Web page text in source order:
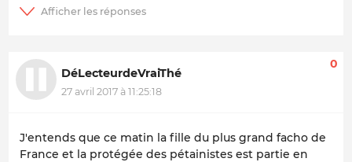
DéLecteurdeVraiThé
27 avril 2017 à 11:25:18
0
J'entends que ce matin la fille du plus grand facho de
France et la protégée des pétainistes est partie en